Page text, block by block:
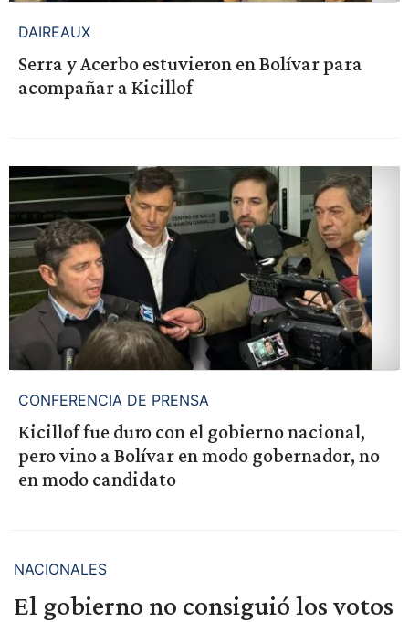
DAIREAUX
Serra y Acerbo estuvieron en Bolívar para
acompañar a Kicillof
CONFERENCIA DE PRENSA
Kicillof fue duro con el gobierno nacional,
pero vino a Bolívar en modo gobernador, no
en modo candidato
NACIONALES
El gobierno no consiguió los votos